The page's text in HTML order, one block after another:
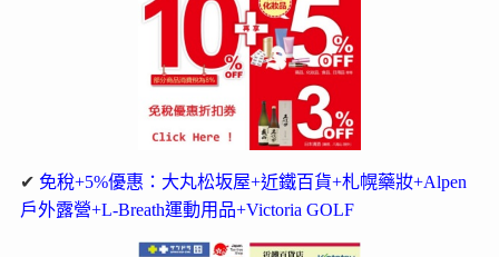
✔ 免稅+5%優惠：大丸松坂屋+近鐵百貨+札幌藥妝+Alpen
戶外露營+L-Breath運動用品+Victoria GOLF